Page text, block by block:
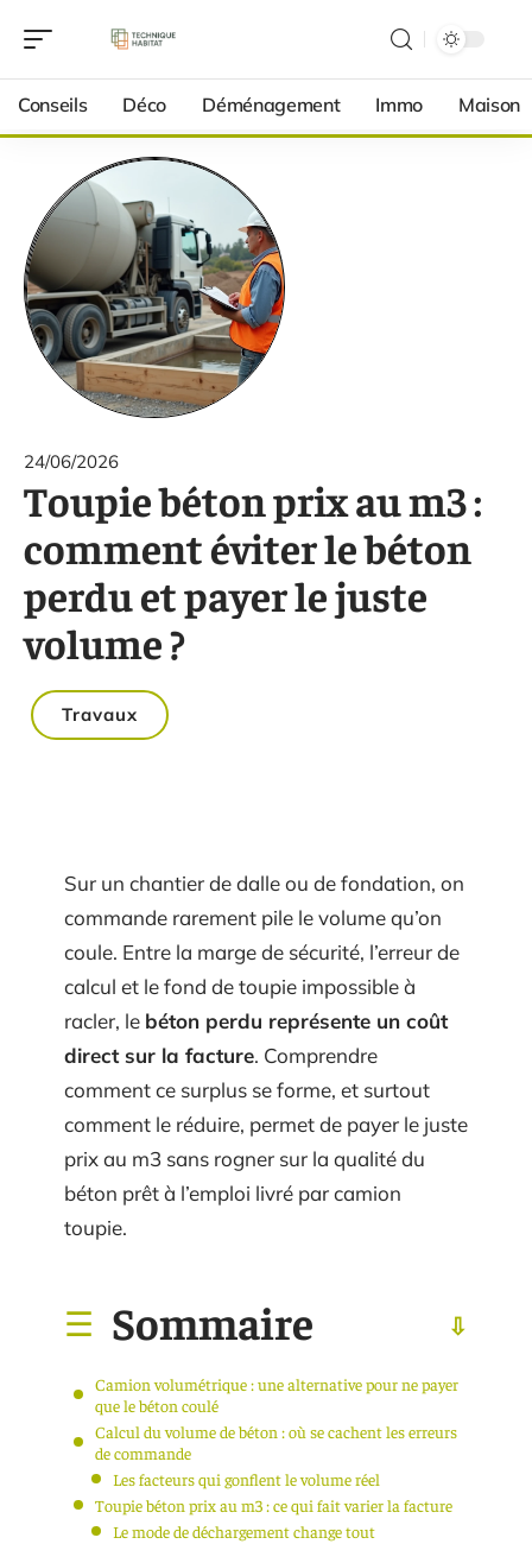
Conseils Déco Déménagement Immo Maison
24/06/2026
Toupie béton prix au m3 :
comment éviter le béton
perdu et payer le juste
volume ?
Travaux
Sur un chantier de dalle ou de fondation, on
commande rarement pile le volume qu’on
coule. Entre la marge de sécurité, l’erreur de
calcul et le fond de toupie impossible à
racler, le béton perdu représente un coût
direct sur la facture. Comprendre
comment ce surplus se forme, et surtout
comment le réduire, permet de payer le juste
prix au m3 sans rogner sur la qualité du
béton prêt à l’emploi livré par camion
toupie.
Sommaire
Camion volumétrique : une alternative pour ne payer
que le béton coulé
Calcul du volume de béton : où se cachent les erreurs
de commande
Les facteurs qui gonflent le volume réel
Toupie béton prix au m3 : ce qui fait varier la facture
Le mode de déchargement change tout